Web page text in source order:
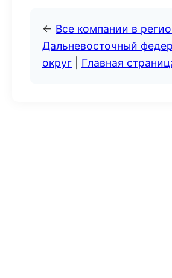
← Все компании в
Дальневосточный
округ
Главная